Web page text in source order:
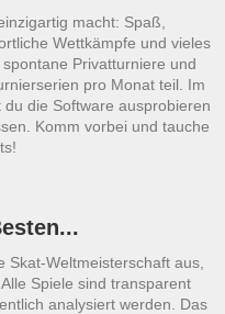
macht: Spaß,
Wettkämpfe und vieles
Privatturniere und
pro Monat teil. Im
die Software ausprobieren
Komm vorbei und tauche
Skat-Weltmeisterschaft aus,
Spiele sind transparent
analysiert werden. Das